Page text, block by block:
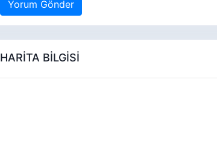
Yorum Gönder
HARİTA BİLGİSİ